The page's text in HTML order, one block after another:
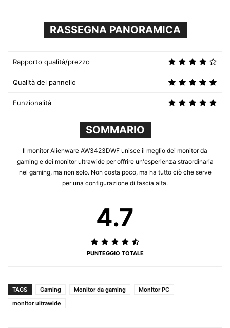
RASSEGNA PANORAMICA
Rapporto qualità/prezzo
Qualità del pannello
Funzionalità
SOMMARIO
Il monitor Alienware AW3423DWF unisce il meglio dei monitor da
gaming e dei monitor ultrawide per offrire un'esperienza straordinaria
nel gaming, ma non solo. Non costa poco, ma ha tutto ciò che serve
per una configurazione di fascia alta.
4.7
PUNTEGGIO TOTALE
TAGS Gaming Monitor da gaming
Monitor PC
monitor ultrawide